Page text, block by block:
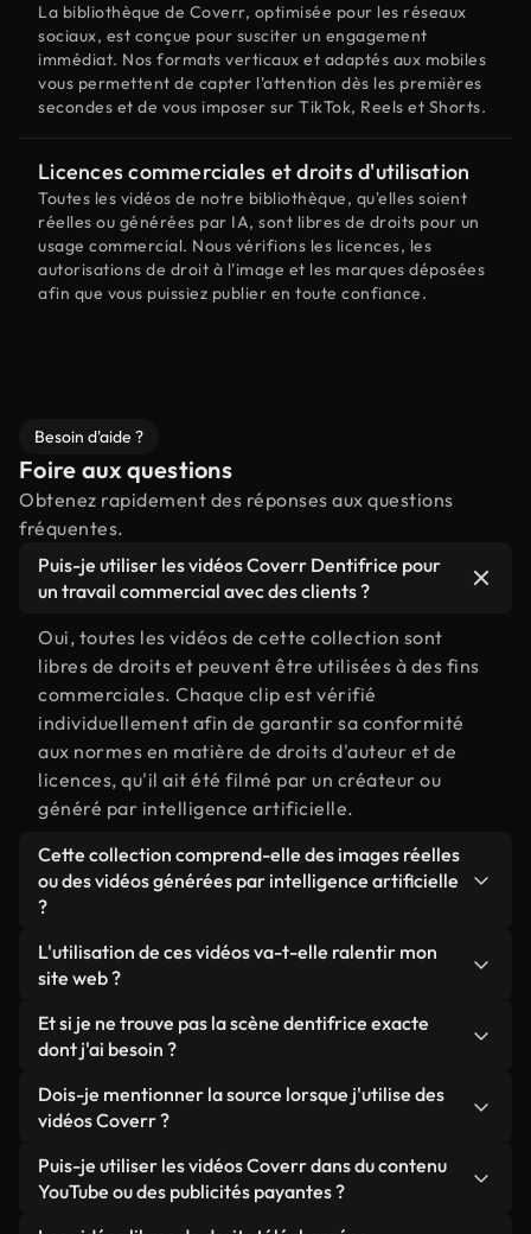
La bibliothèque de Coverr, optimisée pour les réseaux
sociaux, est conçue pour susciter un engagement
immédiat. Nos formats verticaux et adaptés aux mobiles
vous permettent de capter l'attention dès les premières
secondes et de vous imposer sur TikTok, Reels et Shorts.
Licences commerciales et droits d'utilisation
Toutes les vidéos de notre bibliothèque, qu'elles soient
réelles ou générées par IA, sont libres de droits pour un
usage commercial. Nous vérifions les licences, les
autorisations de droit à l'image et les marques déposées
afin que vous puissiez publier en toute confiance.
Besoin d'aide ?
Foire aux questions
Obtenez rapidement des réponses aux questions
fréquentes.
Puis-je utiliser les vidéos Coverr Dentifrice pour
un travail commercial avec des clients ?
Oui, toutes les vidéos de cette collection sont
libres de droits et peuvent être utilisées à des fins
commerciales. Chaque clip est vérifié
individuellement afin de garantir sa conformité
aux normes en matière de droits d'auteur et de
licences, qu'il ait été filmé par un créateur ou
généré par intelligence artificielle.
Cette collection comprend-elle des images réelles
ou des vidéos générées par intelligence artificielle
?
Les deux. Il s'agit d'une bibliothèque hybride
composée de véritables images filmées par des
générées par IA. Chaque vidéo est clairement
identifiée afin que vous sachiez toujours ce que
vous utilisez.
L'utilisation de ces vidéos va-t-elle ralentir mon
site web ?
Sauf si vous choisissez nos versions optimisées.
Nous proposons des formats légers, prêts pour le
ils conservent une qualité élevée tout en
minimisant les temps de chargement et en
améliorant des indicateurs comme le LCP.
Et si je ne trouve pas la scène dentifrice exacte
dont j'ai besoin ?
Vous pouvez en créer une instantanément avec
Coverr AI Studio. Il vous suffit de décrire la scène,
le Studio générera en quelques secondes une vidéo
personnalisée conforme à nos normes de licence.
Dois-je mentionner la source lorsque j'utilise des
vidéos Coverr ?
Aucune attribution n'est requise. Toutes les vidéos
de notre bibliothèque sont libres de droits et
Puis-je utiliser les vidéos Coverr dans du contenu
YouTube ou des publicités payantes ?
Oui. Toutes les séquences vidéo de Coverr peuvent